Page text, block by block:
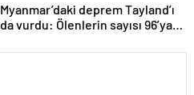
Myanmar’daki deprem Tayland’ı
da vurdu: Ölenlerin sayısı 96’ya